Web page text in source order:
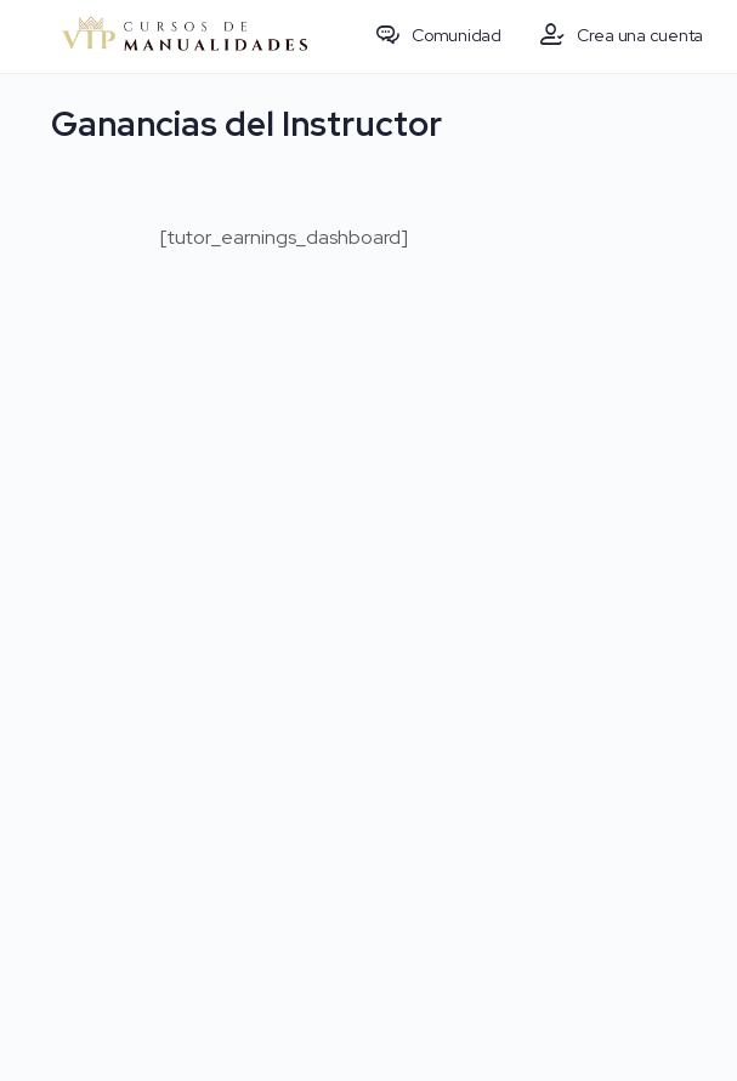
Comunidad Crea una cuenta
Ganancias del Instructor
[tutor_earnings_dashboard]